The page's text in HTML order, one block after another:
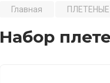
Главная
Набор